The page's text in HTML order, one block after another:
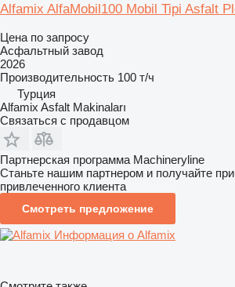
Alfamix AlfaMobil100 Mobil Tipi Asfalt
Цена по запросу
Асфальтный завод
2026
Производительность 100 т/ч
Турция
Alfamix Asfalt Makinaları
Связаться с продавцом
Партнерская программа Machineryline
Станьте нашим партнером и получайте
привлеченного клиента
Смотреть предложение
Информация о Alfamix